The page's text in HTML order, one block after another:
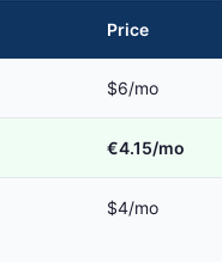
Price
$6/mo
€4.15/mo
$4/mo